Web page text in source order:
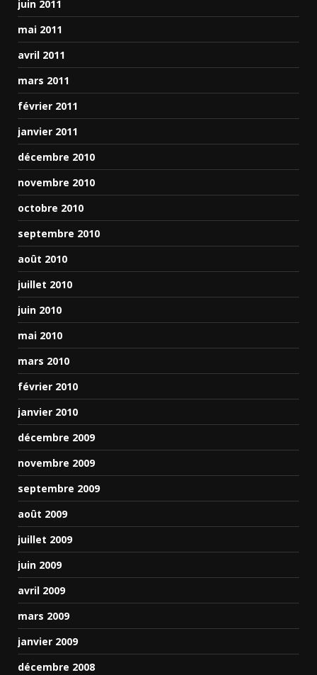
juin 2011
mai 2011
avril 2011
mars 2011
février 2011
janvier 2011
décembre 2010
novembre 2010
octobre 2010
septembre 2010
août 2010
juillet 2010
juin 2010
mai 2010
mars 2010
février 2010
janvier 2010
décembre 2009
novembre 2009
septembre 2009
août 2009
juillet 2009
juin 2009
avril 2009
mars 2009
janvier 2009
décembre 2008